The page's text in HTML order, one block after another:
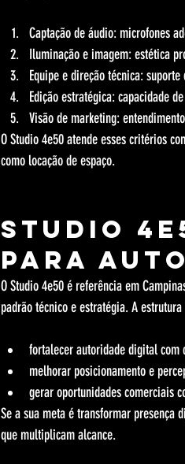
Captação de áudio: microfones
Iluminação e imagem: estética
Equipe e direção técnica:
Edição estratégica: capacidade
Visão de marketing:
O Studio 4e50 atende esses critérios
como locação de espaço.
Studio
para
O Studio 4e50 é referência em
padrão técnico e estratégia. A
fortalecer autoridade digital com
melhorar posicionamento e
gerar oportunidades comerciais
Se a sua meta é transformar presença
que multiplicam alcance.